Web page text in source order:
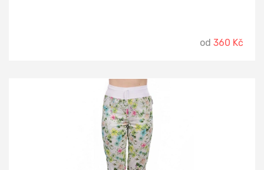
od 360 Kč